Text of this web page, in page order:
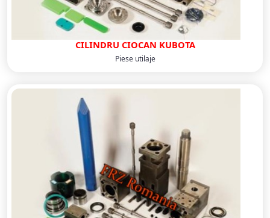
CILINDRU CIOCAN KUBOTA
Piese utilaje